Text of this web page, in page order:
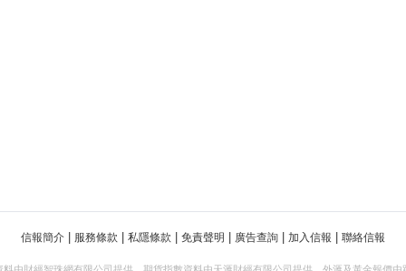
信報簡介 服務條款 私隱條款 免責聲明 廣告查詢 加入信報 聯絡信報